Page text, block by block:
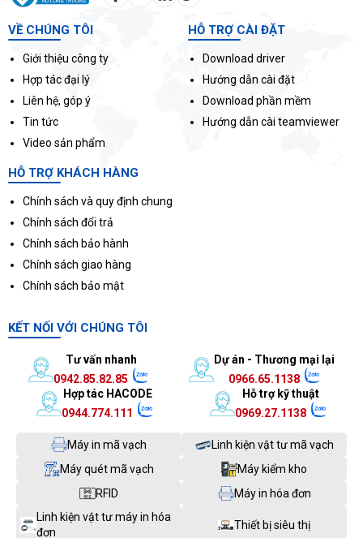
VỀ CHÚNG TÔI
Giới thiệu công ty
Hợp tác đại lý
Liên hệ, góp ý
Tin tức
Video sản phẩm
HỖ TRỢ CÀI ĐẶT
Download driver
Hướng dẫn cài đặt
Download phần mềm
Hướng dẫn cài teamviewer
HỖ TRỢ KHÁCH HÀNG
Chính sách và quy định chung
Chính sách đổi trả
Chính sách bảo hành
Chính sách giao hàng
Chính sách bảo mật
KẾT NỐI VỚI CHÚNG TÔI
Tư vấn nhanh
0942.85.82.85
Dự án - Thương mại lại
0966.65.1138
Hợp tác HACODE
0944.774.111
Hỗ trợ kỹ thuật
0969.27.1138
Máy in mã vạch
Linh kiện vật tư mã vạch
Máy quét mã vạch
Máy kiểm kho
RFID
Máy in hóa đơn
Linh kiện vật tư máy in hóa
đơn
Thiết bị siêu thị